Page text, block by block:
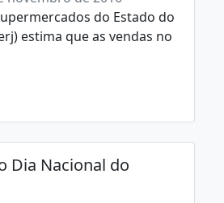
do Estado do
estima que as vendas no
Dia Nacional do